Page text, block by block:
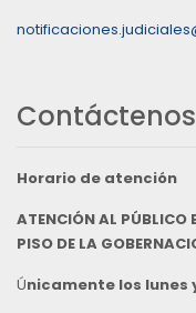
Contáctenos
Horario de atención
ATENCIÓN AL PÚBLICO
PISO DE LA
Únicamente los lunes